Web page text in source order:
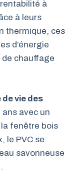
à
à leurs
thermique, ces
d’énergie
chauffage
de vie des
avec un
fenêtre bois
le PVC se
savonneuse